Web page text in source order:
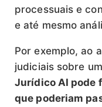
processuais e
e até mesmo
Por exemplo, ao
judiciais sobre
Jurídico AI pode
que poderiam